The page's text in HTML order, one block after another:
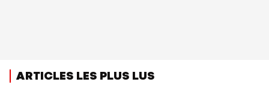
ARTICLES LES PLUS LUS